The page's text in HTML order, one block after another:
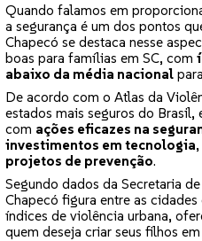
Quando falamos em
a segurança é um dos pontos
Chapecó se destaca nesse
boas para famílias em SC, com
abaixo da média nacional
De acordo com o Atlas da
estados mais seguros do Brasil,
com ações eficazes na
investimentos em
projetos de prevenção.
Segundo dados da Secretaria
Chapecó figura entre as
índices de violência urbana,
quem deseja criar seus filhos